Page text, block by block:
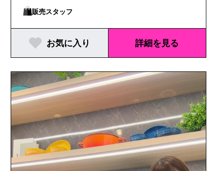
販売スタッフ
お気に入り 詳細を見る